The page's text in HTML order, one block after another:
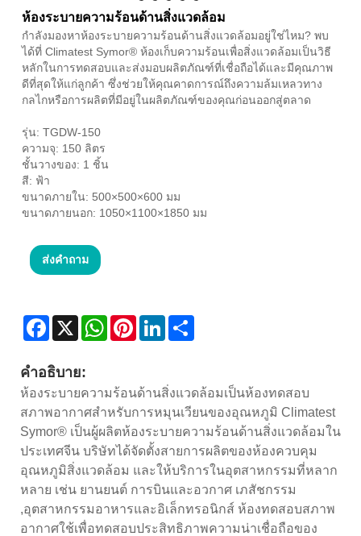
ห้องระบายความร้อนด้านสิ่งแวดล้อม
กำลังมองหาห้องระบายความร้อนด้านสิ่งแวดล้อมอยู่ใช่ไหม? พบ
ได้ที่ Climatest Symor® ห้องเก็บความร้อนเพื่อสิ่งแวดล้อมเป็นวิธี
หลักในการทดสอบและส่งมอบผลิตภัณฑ์ที่เชื่อถือได้และมีคุณภาพ
ดีที่สุดให้แก่ลูกค้า ซึ่งช่วยให้คุณคาดการณ์ถึงความล้มเหลวทาง
กลไกหรือการผลิตที่มีอยู่ในผลิตภัณฑ์ของคุณก่อนออกสู่ตลาด
รุ่น: TGDW-150
ความจุ: 150 ลิตร
ชั้นวางของ: 1 ชิ้น
สี: ฟ้า
ขนาดภายใน: 500×500×600 มม
ขนาดภายนอก: 1050×1100×1850 มม
ส่งคำถาม
Facebook
X WhatsAppPinterestLinkedIn
คำอธิบาย:
ห้องระบายความร้อนด้านสิ่งแวดล้อมเป็นห้องทดสอบ
สภาพอากาศสำหรับการหมุนเวียนของอุณหภูมิ Climatest
Symor® เป็นผู้ผลิตห้องระบายความร้อนด้านสิ่งแวดล้อมใน
ประเทศจีน บริษัทได้จัดตั้งสายการผลิตของห้องควบคุม
อุณหภูมิสิ่งแวดล้อม และให้บริการในอุตสาหกรรมที่หลาก
หลาย เช่น ยานยนต์ การบินและอวกาศ เภสัชกรรม
,อุตสาหกรรมอาหารและอิเล็กทรอนิกส์ ห้องทดสอบสภาพ
อากาศใช้เพื่อทดสอบประสิทธิภาพความน่าเชื่อถือของ